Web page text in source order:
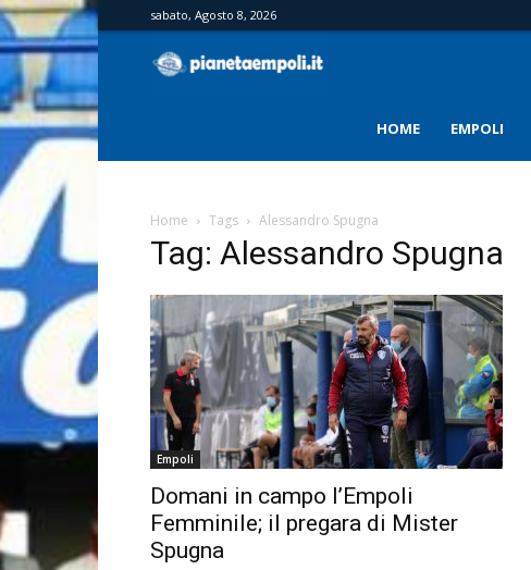
sabato, Agosto 8, 2026
HOME EMPOLI
Home Tags Alessandro Spugna
Tag: Alessandro Spugna
Empoli
Domani in campo l’Empoli
Femminile; il pregara di Mister
Spugna